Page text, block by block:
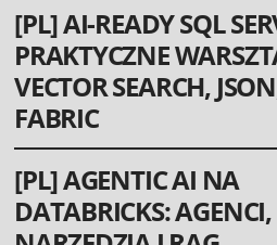
LENGTH OF THE WORKSHOP:
Full day (8 hours)
WORKSHOP FORM:
Practice (exercises for attendees)
LANGUAGE:
ENG
LEVEL:
300
WHAT ATTENDEES NEED TO PREPARE?
TBA
KEY TAKEAWAYS
TBA
[PL] AI-READY SQL
PRAKTYCZNE
VECTOR SEARCH,
FABRIC
DŁUGOŚĆ WARSZTATU:
Cały dzień (8 godzin)
FORMA WARSZTATU:
Warsztat
[PL] AGENTIC AI NA
DATABRICKS: AGENCI,